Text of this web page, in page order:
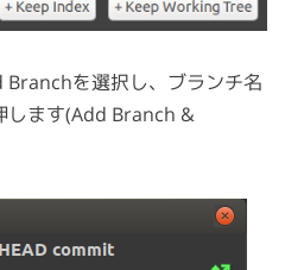
を選択し、ブランチ名
します(Add Branch &